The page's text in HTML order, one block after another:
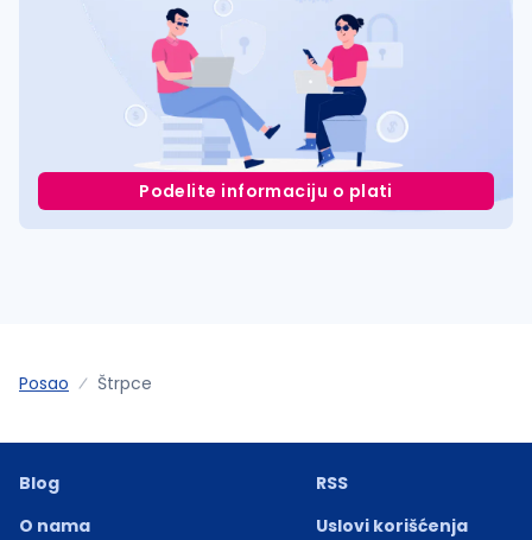
Podelite informaciju o plati
Posao Štrpce
Blog
O nama
RSS
Uslovi korišćenja